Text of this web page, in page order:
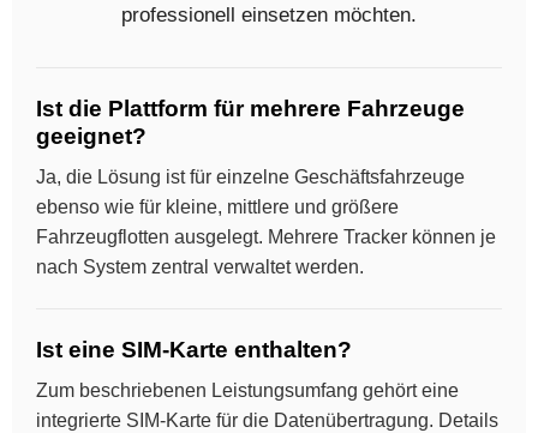
professionell einsetzen möchten.
Ist die Plattform für mehrere Fahrzeuge
geeignet?
Ja, die Lösung ist für einzelne Geschäftsfahrzeuge
ebenso wie für kleine, mittlere und größere
Fahrzeugflotten ausgelegt. Mehrere Tracker können je
nach System zentral verwaltet werden.
Ist eine SIM-Karte enthalten?
Zum beschriebenen Leistungsumfang gehört eine
integrierte SIM-Karte für die Datenübertragung. Details